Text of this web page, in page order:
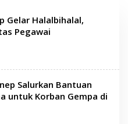
Gelar Halalbihalal,
Pegawai
Salurkan Bantuan
untuk Korban Gempa di